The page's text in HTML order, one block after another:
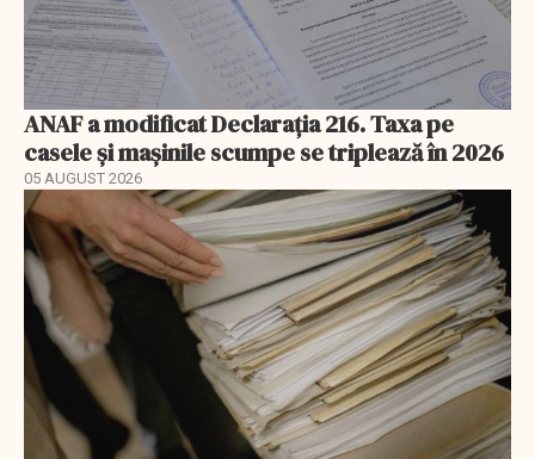
ANAF a modificat Declarația 216. Taxa pe
casele și mașinile scumpe se triplează în 2026
05 AUGUST 2026